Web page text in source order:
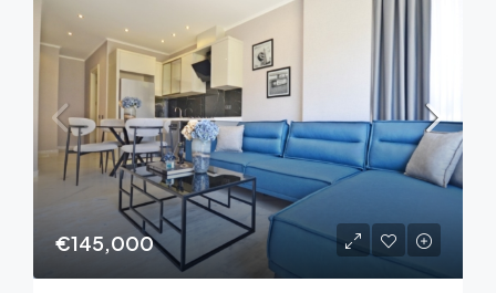
€145,000